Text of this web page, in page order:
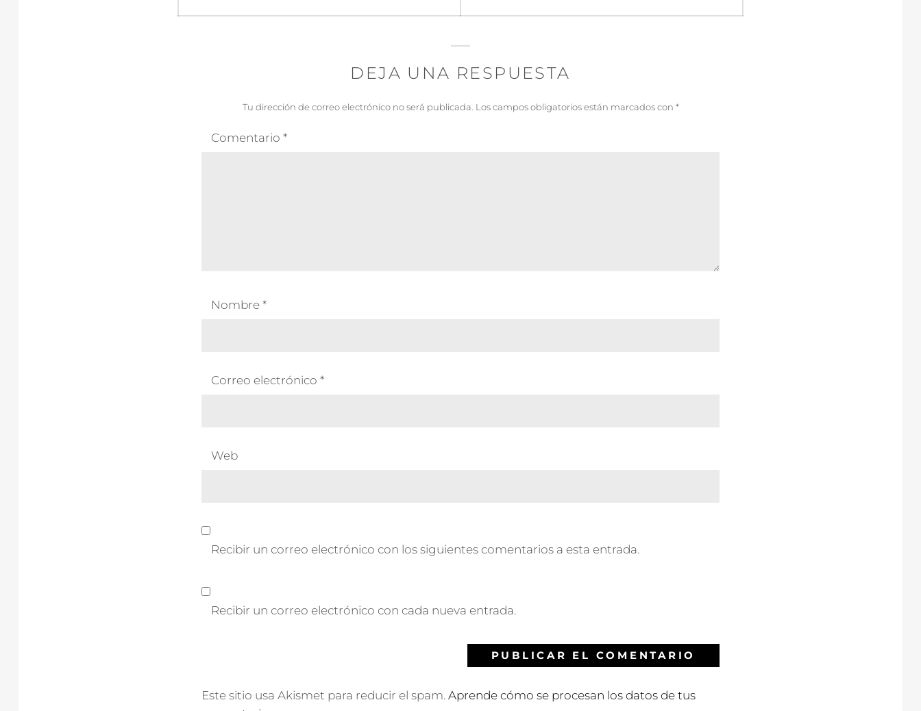
entradas
DEJA UNA RESPUESTA
Tu dirección de correo electrónico no será publicada. Los campos obligatorios están marcados con *
Comentario *
Nombre *
Correo electrónico *
Web
Recibir un correo electrónico con los siguientes comentarios a esta entrada.
Recibir un correo electrónico con cada nueva entrada.
Este sitio usa Akismet para reducir el spam. Aprende cómo se procesan los datos de tus